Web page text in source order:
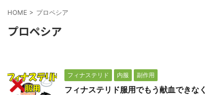
HOME > プロペシア
プロペシア
フィナステリド 内服 副作用
フィナステリド服用でもう献血できなく